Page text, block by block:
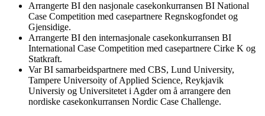
Arrangerte BI den nasjonale casekonkurransen BI National
Case Competition med casepartnere Regnskogfondet og
Gjensidige.
Arrangerte BI den internasjonale casekonkurransen BI
International Case Competition med casepartnere Cirke K og
Statkraft.
Var BI samarbeidspartnere med CBS, Lund University,
Tampere Universoity of Applied Science, Reykjavik
Universiy og Universitetet i Agder om å arrangere den
nordiske casekonkurransen Nordic Case Challenge.